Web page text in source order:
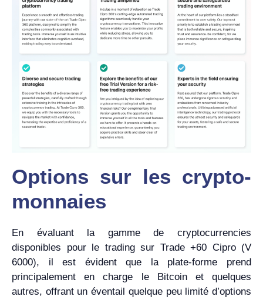
Options sur les crypto-
monnaies
En évaluant la gamme de cryptocurrencies
disponibles pour le trading sur Trade +60 Cipro (V
6000), il est évident que la plate-forme prend
principalement en charge le Bitcoin et quelques
autres, offrant un éventail quelque peu limité d’options